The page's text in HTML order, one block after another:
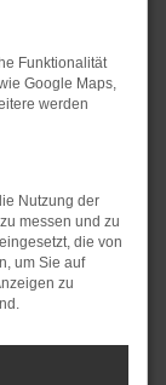
bereits seit
so will, sehen
um deren
den
muss. Vor
fahren die
wieder
sind bis zu
bei einem
Beispiele
Funktionalität
Google Maps,
werden
Nutzung der
messen und zu
die von
um Sie auf
zu